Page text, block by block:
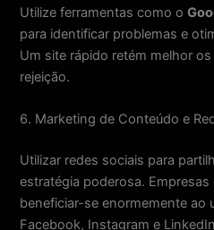
Utilize ferramentas como o
para identificar problemas e
Um site rápido retém melhor
rejeição.
6. Marketing de Conteúdo e
Utilizar redes sociais para
estratégia poderosa. Empresas
beneficiar-se enormemente ao
Facebook, Instagram e